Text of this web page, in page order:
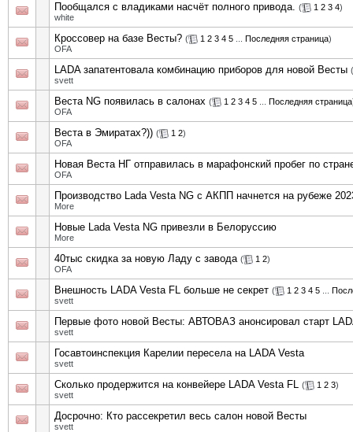
Пообщался с владиками насчёт полного привода. ( 1 2 3 4)
white
Кроссовер на базе Весты? ( 1 2 3 4 5 Последняя страница)
OFA
LADA запатентовала комбинацию приборов для новой Весты (
svett
Веста NG появилась в салонах ( 1 2 3 4 5 Последняя страница
OFA
Веста в Эмиратах?)) ( 1 2)
OFA
Новая Веста НГ отправилась в марафонский пробег по
OFA
Производство Lada Vesta NG с АКПП начнется на рубеже
More
Новые Lada Vesta NG привезли в Белоруссию
More
40тыс скидка за новую Ладу с завода ( 1 2)
OFA
Внешность LADA Vesta FL больше не секрет ( 1 2 3 4 5
svett
Первые фото новой Весты: АВТОВАЗ анонсировал старт
svett
Госавтоинспекция Карелии пересела на LADA Vesta
svett
Сколько продержится на конвейере LADA Vesta FL ( 1 2 3)
svett
Досрочно: Кто рассекретил весь салон новой Весты
svett